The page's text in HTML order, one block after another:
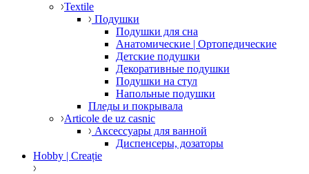
Textile
Подушки
Подушки для сна
Анатомические | Ортопедические
Детские подушки
Декоративные подушки
Подушки на стул
Напольные подушки
Пледы и покрывала
Articole de uz casnic
Аксессуары для ванной
Диспенсеры, дозаторы
Hobby | Creație